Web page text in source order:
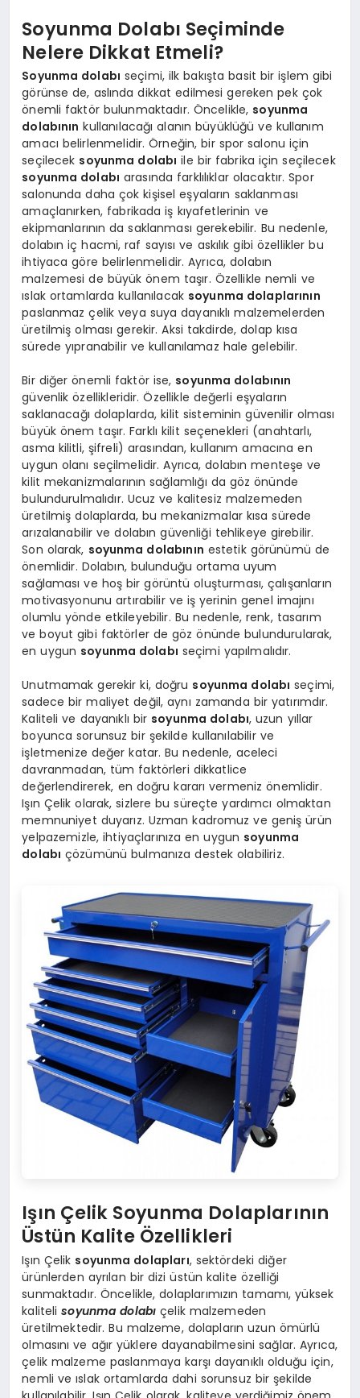
Soyunma Dolabı Seçiminde
Nelere Dikkat Etmeli?
Soyunma dolabı seçimi, ilk bakışta basit bir işlem gibi
görünse de, aslında dikkat edilmesi gereken pek çok
önemli faktör bulunmaktadır. Öncelikle, soyunma
dolabının kullanılacağı alanın büyüklüğü ve kullanım
amacı belirlenmelidir. Örneğin, bir spor salonu için
seçilecek soyunma dolabı ile bir fabrika için seçilecek
soyunma dolabı arasında farklılıklar olacaktır. Spor
salonunda daha çok kişisel eşyaların saklanması
amaçlanırken, fabrikada iş kıyafetlerinin ve
ekipmanlarının da saklanması gerekebilir. Bu nedenle,
dolabın iç hacmi, raf sayısı ve askılık gibi özellikler bu
ihtiyaca göre belirlenmelidir. Ayrıca, dolabın
malzemesi de büyük önem taşır. Özellikle nemli ve
ıslak ortamlarda kullanılacak soyunma dolaplarının
paslanmaz çelik veya suya dayanıklı malzemelerden
üretilmiş olması gerekir. Aksi takdirde, dolap kısa
sürede yıpranabilir ve kullanılamaz hale gelebilir.
Bir diğer önemli faktör ise, soyunma dolabının
güvenlik özellikleridir. Özellikle değerli eşyaların
saklanacağı dolaplarda, kilit sisteminin güvenilir olması
büyük önem taşır. Farklı kilit seçenekleri (anahtarlı,
asma kilitli, şifreli) arasından, kullanım amacına en
uygun olanı seçilmelidir. Ayrıca, dolabın menteşe ve
kilit mekanizmalarının sağlamlığı da göz önünde
bulundurulmalıdır. Ucuz ve kalitesiz malzemeden
üretilmiş dolaplarda, bu mekanizmalar kısa sürede
arızalanabilir ve dolabın güvenliği tehlikeye girebilir.
Son olarak, soyunma dolabının estetik görünümü de
önemlidir. Dolabın, bulunduğu ortama uyum
sağlaması ve hoş bir görüntü oluşturması, çalışanların
motivasyonunu artırabilir ve iş yerinin genel imajını
olumlu yönde etkileyebilir. Bu nedenle, renk, tasarım
ve boyut gibi faktörler de göz önünde bulundurularak,
en uygun soyunma dolabı seçimi yapılmalıdır.
Unutmamak gerekir ki, doğru soyunma dolabı seçimi,
sadece bir maliyet değil, aynı zamanda bir yatırımdır.
Kaliteli ve dayanıklı bir soyunma dolabı, uzun yıllar
boyunca sorunsuz bir şekilde kullanılabilir ve
işletmenize değer katar. Bu nedenle, aceleci
davranmadan, tüm faktörleri dikkatlice
değerlendirerek, en doğru kararı vermeniz önemlidir.
Işın Çelik olarak, sizlere bu süreçte yardımcı olmaktan
memnuniyet duyarız. Uzman kadromuz ve geniş ürün
yelpazemizle, ihtiyaçlarınıza en uygun soyunma
dolabı çözümünü bulmanıza destek olabiliriz.
Işın Çelik Soyunma Dolaplarının
Üstün Kalite Özellikleri
Işın Çelik soyunma dolapları, sektördeki diğer
ürünlerden ayrılan bir dizi üstün kalite özelliği
sunmaktadır. Öncelikle, dolaplarımızın tamamı, yüksek
kalitelisoyunma dolabı çelik malzemeden
üretilmektedir. Bu malzeme, dolapların uzun ömürlü
olmasını ve ağır yüklere dayanabilmesini sağlar. Ayrıca,
çelik malzeme paslanmaya karşı dayanıklı olduğu için,
nemli ve ıslak ortamlarda dahi sorunsuz bir şekilde